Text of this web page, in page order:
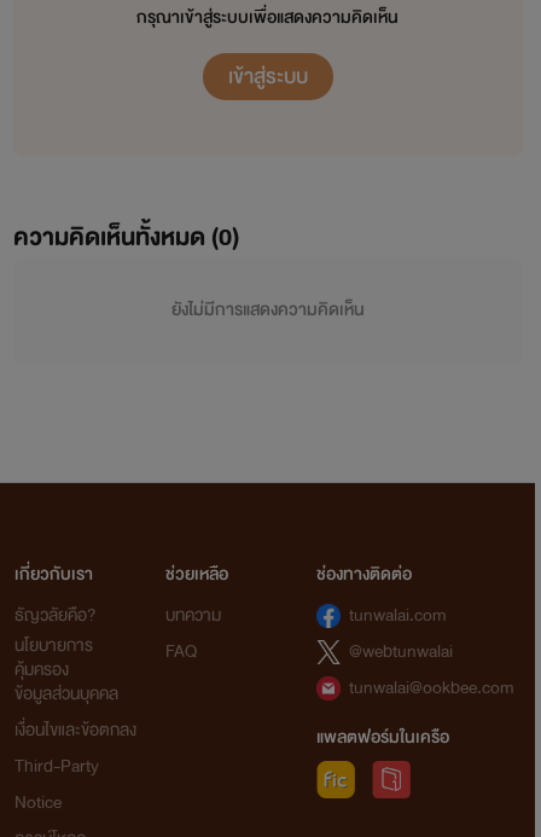
กรุณาเข้าสู่ระบบเพื่อแสดงความคิดเห็น
เข้าสู่ระบบ
ความคิดเห็นทั้งหมด (0)
ยังไม่มีการแสดงความคิดเห็น
เกี่ยวกับเรา
ธัญวลัยคือ?
นโยบายการ
คุ้มครอง
ข้อมูลส่วนบุคคล
เงื่อนไขและข้อตกลง
Third-Party
Notice
ช่วยเหลือ
บทความ
FAQ
ช่องทางติดต่อ
tunwalai.com
@webtunwalai
tunwalai@ookbee.com
แพลตฟอร์มในเครือ